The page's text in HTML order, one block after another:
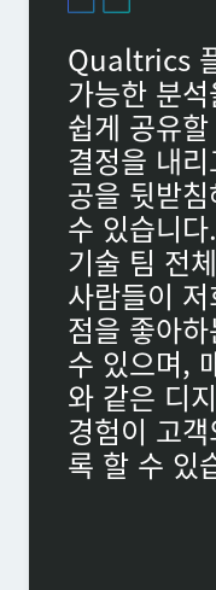
Qualtrics
가능한 분
쉽게 공유
결정을 내
공을 뒷받
수 있습니
기술 팀 전
사람들이
점을 좋아
수 있으며,
와 같은 디
경험이 고
록 할 수 있